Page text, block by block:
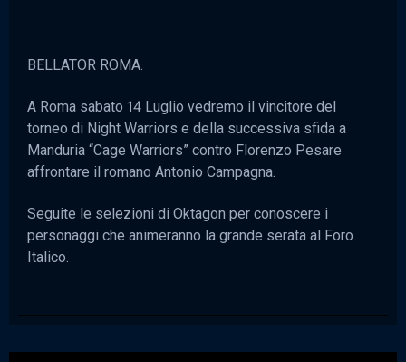
BELLATOR ROMA.
A Roma sabato 14 Luglio vedremo il vincitore del
torneo di Night Warriors e della successiva sfida a
Manduria “Cage Warriors” contro Florenzo Pesare
affrontare il romano Antonio Campagna.
Seguite le selezioni di Oktagon per conoscere i
personaggi che animeranno la grande serata al Foro
Italico.